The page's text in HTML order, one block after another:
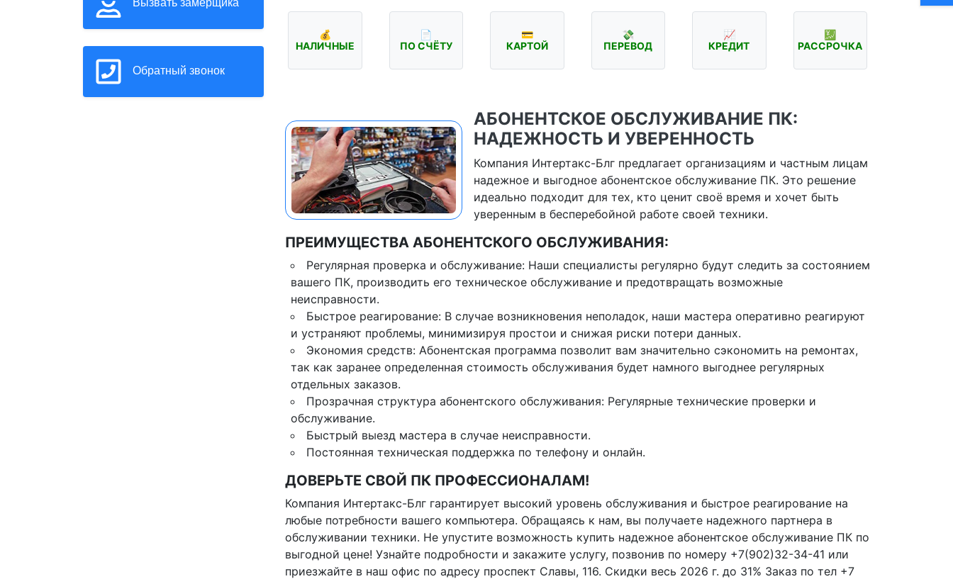
Вызвать замерщика
Обратный звонок
💰
НАЛИЧНЫЕ
📄
ПО СЧЁТУ
💳
КАРТОЙ
💸
ПЕРЕВОД
📈
КРЕДИТ
💹
РАССРОЧКА
АБОНЕНТСКОЕ ОБСЛУЖИВАНИЕ ПК:
НАДЕЖНОСТЬ И УВЕРЕННОСТЬ
Компания Интертакс-Блг предлагает организациям и частным лицам
надежное и выгодное абонентское обслуживание ПК. Это решение
идеально подходит для тех, кто ценит своё время и хочет быть
уверенным в бесперебойной работе своей техники.
ПРЕИМУЩЕСТВА АБОНЕНТСКОГО ОБСЛУЖИВАНИЯ:
Регулярная проверка и обслуживание: Наши специалисты регулярно будут следить за состоянием
вашего ПК, производить его техническое обслуживание и предотвращать возможные
неисправности.
Быстрое реагирование: В случае возникновения неполадок, наши мастера оперативно реагируют
и устраняют проблемы, минимизируя простои и снижая риски потери данных.
Экономия средств: Абонентская программа позволит вам значительно сэкономить на ремонтах,
так как заранее определенная стоимость обслуживания будет намного выгоднее регулярных
отдельных заказов.
Прозрачная структура абонентского обслуживания: Регулярные технические проверки и
обслуживание.
Быстрый выезд мастера в случае неисправности.
Постоянная техническая поддержка по телефону и онлайн.
ДОВЕРЬТЕ СВОЙ ПК ПРОФЕССИОНАЛАМ!
Компания Интертакс-Блг гарантирует высокий уровень обслуживания и быстрое реагирование на
любые потребности вашего компьютера. Обращаясь к нам, вы получаете надежного партнера в
обслуживании техники. Не упустите возможность купить надежное абонентское обслуживание ПК по
выгодной цене! Узнайте подробности и закажите услугу, позвонив по номеру +7(902)32-34-41 или
приезжайте в наш офис по адресу проспект Славы, 116. Скидки весь 2026 г. до 31% Заказ по тел +7